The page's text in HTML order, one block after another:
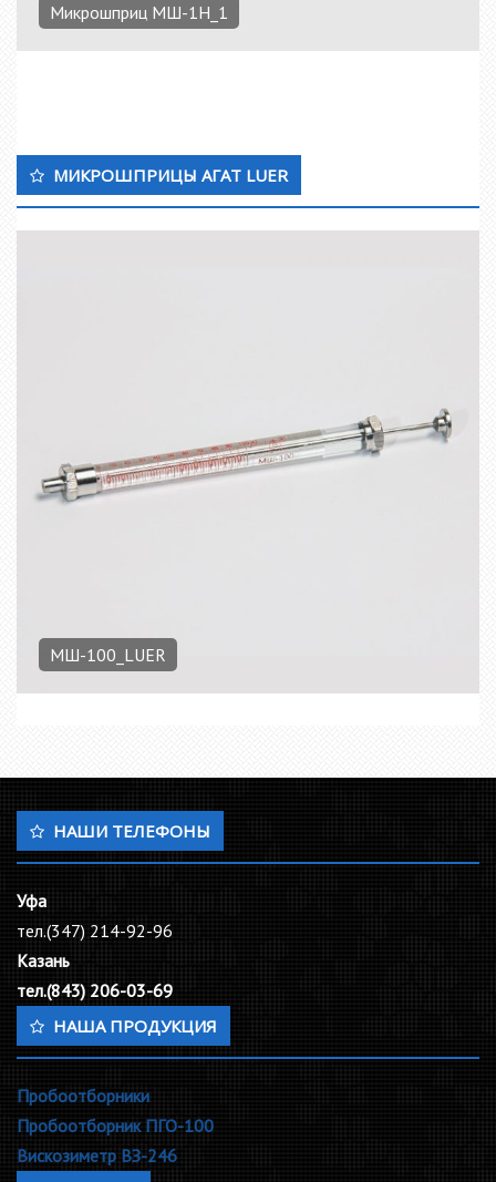
Микрошприц МШ-1Н_1
МИКРОШПРИЦЫ АГАТ LUER
МШ-100_LUER
НАШИ ТЕЛЕФОНЫ
Уфа
тел.(347) 214-92-96
Казань
тел.(843) 206-03-69
НАША ПРОДУКЦИЯ
Пробоотборники
Пробоотборник ПГО-100
Вискозиметр ВЗ-246